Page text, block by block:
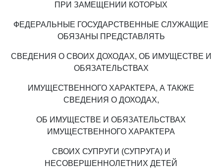
ПРИ ЗАМЕЩЕНИИ КОТОРЫХ
ФЕДЕРАЛЬНЫЕ ГОСУДАРСТВЕННЫЕ СЛУЖАЩИЕ
ОБЯЗАНЫ ПРЕДСТАВЛЯТЬ
СВЕДЕНИЯ О СВОИХ ДОХОДАХ, ОБ ИМУЩЕСТВЕ И
ОБЯЗАТЕЛЬСТВАХ
ИМУЩЕСТВЕННОГО ХАРАКТЕРА, А ТАКЖЕ
СВЕДЕНИЯ О ДОХОДАХ,
ОБ ИМУЩЕСТВЕ И ОБЯЗАТЕЛЬСТВАХ
ИМУЩЕСТВЕННОГО ХАРАКТЕРА
СВОИХ СУПРУГИ (СУПРУГА) И
НЕСОВЕРШЕННОЛЕТНИХ ДЕТЕЙ